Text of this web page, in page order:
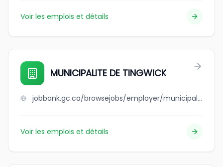
Voir les emplois et détails
MUNICIPALITE DE TINGWICK
jobbank.gc.ca/browsejobs/employer/municipalite+de+tingwick/ca
Voir les emplois et détails